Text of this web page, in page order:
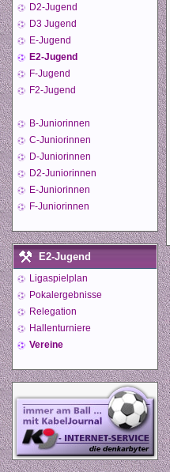
D2-Jugend
D3 Jugend
E-Jugend
E2-Jugend
F-Jugend
F2-Jugend
B-Juniorinnen
C-Juniorinnen
D-Juniorinnen
D2-Juniorinnen
E-Juniorinnen
F-Juniorinnen
E2-Jugend
Ligaspielplan
Pokalergebnisse
Relegation
Hallenturniere
Vereine